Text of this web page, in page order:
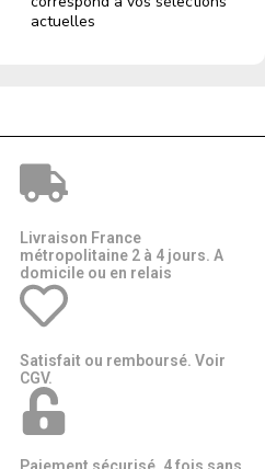
actuelles
Livraison France
métropolitaine 2 à 4 jours. A
domicile ou en relais​​
Satisfait ou remboursé. Voir
CGV.